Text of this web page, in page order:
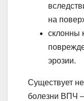
на
склонны
эрозии.
Существует
болезни ВПЧ